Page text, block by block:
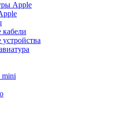
Apple
кабели
mini